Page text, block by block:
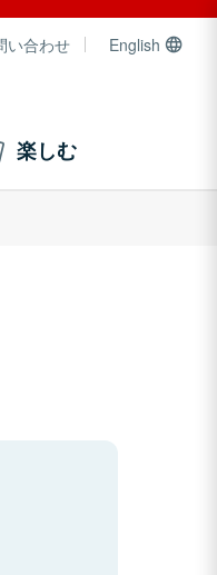
い合わせ English
楽しむ